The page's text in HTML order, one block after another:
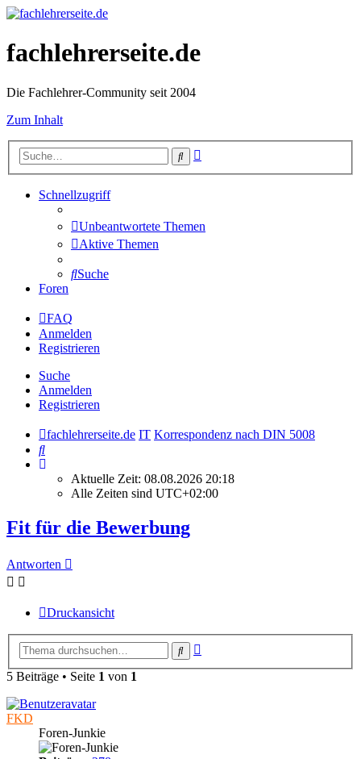
fachlehrerseite.de
Die Fachlehrer-Community seit 2004
Zum Inhalt
Suche
Schnellzugriff
Unbeantwortete Themen
Aktive Themen
Suche
Foren
FAQ
Anmelden
Registrieren
Suche
Anmelden
Registrieren
fachlehrerseite.de IT Korrespondenz nach DIN 5008
Suche
Aktuelle Zeit: 08.08.2026 20:18
Alle Zeiten sind UTC+02:00
Fit für die Bewerbung
Antworten
Druckansicht
Suche
5 Beiträge • Seite 1 von 1
FKD
Foren-Junkie